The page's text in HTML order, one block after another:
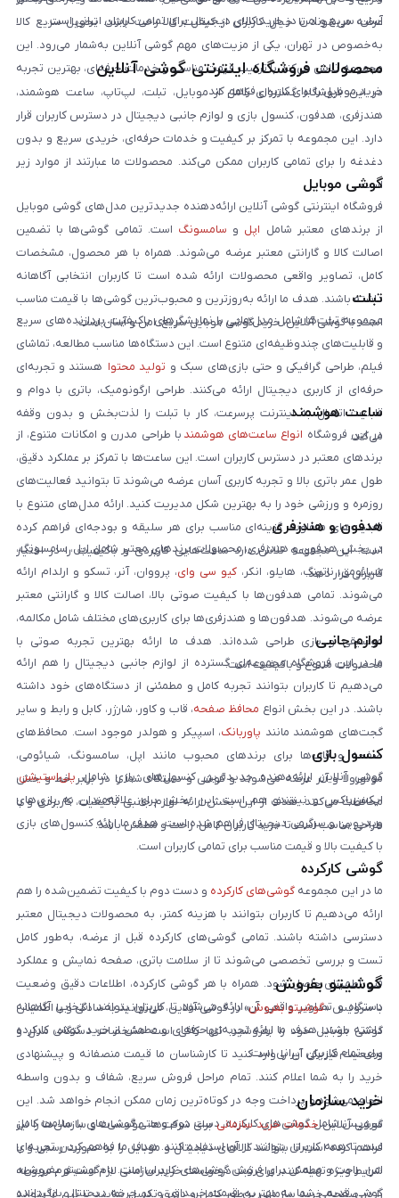
آسان، سریع و امن در خرید کالای دیجیتال برای تمامی کاربران ایرانی است.
عرضه می‌شوند تا خیال کاربران از کیفیت کالا راحت باشد. تحویل سریع کالا
به‌خصوص در تهران، یکی از مزیت‌های مهم گوشی آنلاین به‌شمار می‌رود. این
مجموعه تلاش می‌کند با ترکیب قیمت مناسب و خدمات حرفه‌ای، بهترین تجربه
خرید موبایل را برای کاربران فراهم کند.
محصولات فروشگاه اینترنتی گوشی آنلاین
در این فروشگاه گستره‌ای کامل از موبایل، تبلت، لپ‌تاپ، ساعت هوشمند،
هندزفری، هدفون، کنسول بازی و لوازم جانبی دیجیتال در دسترس کاربران قرار
دارد. این مجموعه با تمرکز بر کیفیت و خدمات حرفه‌ای، خریدی سریع و بدون
دغدغه را برای تمامی کاربران ممکن می‌کند. محصولات ما عبارتند از موارد زیر
است:
گوشی موبایل
فروشگاه اینترنتی گوشی آنلاین ارائه‌دهنده جدیدترین مدل‌های گوشی موبایل
از برندهای معتبر شامل اپل و سامسونگ است. تمامی گوشی‌ها با تضمین
اصالت کالا و گارانتی معتبر عرضه می‌شوند. همراه با هر محصول، مشخصات
کامل، تصاویر واقعی محصولات ارائه شده است تا کاربران انتخابی آگاهانه
داشته باشند. هدف ما ارائه به‌روزترین و محبوب‌ترین گوشی‌ها با قیمت مناسب
است. با گوشی آنلاین، خرید گوشی موبایل سریع، امن و آسان است.
تبلت
مجموعه تبلت‌ها شامل مدل‌هایی با نمایشگرهای باکیفیت، پردازنده‌های سریع
و قابلیت‌های چندوظیفه‌ای متنوع است. این دستگاه‌ها مناسب مطالعه، تماشای
فیلم، طراحی گرافیکی و حتی بازی‌های سبک و تولید محتوا هستند و تجربه‌ای
حرفه‌ای از کاربری دیجیتال ارائه می‌کنند. طراحی ارگونومیک، باتری با دوام و
قابلیت اتصال به اینترنت پرسرعت، کار با تبلت را لذت‌بخش و بدون وقفه
می‌کند.
ساعت هوشمند
در این فروشگاه انواع ساعت‌های هوشمند با طراحی مدرن و امکانات متنوع، از
برندهای معتبر در دسترس کاربران است. این ساعت‌ها با تمرکز بر عملکرد دقیق،
طول عمر باتری بالا و تجربه کاربری آسان عرضه می‌شوند تا بتوانید فعالیت‌های
روزمره و ورزشی خود را به بهترین شکل مدیریت کنید. ارائه مدل‌های متنوع با
قابلیت‌های متفاوت، گزینه‌ای مناسب برای هر سلیقه و بودجه‌ای فراهم کرده
است. این مجموعه تلاش دارد ساعت‌هایی کاربردی و باکیفیت را در اختیار
کاربران قرار دهد.
هدفون و هندزفری
در بخش هدفون و هندزفری، محصولات برندهای معتبر شامل اپل، سامسونگ،
شیائومی، ناتینگ، هایلو، انکر، کیو سی وای، پرووان، آنر، تسکو و ارلدام ارائه
می‌شوند. تمامی هدفون‌ها با کیفیت صوتی بالا، اصالت کالا و گارانتی معتبر
عرضه می‌شوند. هدفون‌ها و هندزفری‌ها برای کاربری‌های مختلف شامل مکالمه،
موسیقی و بازی طراحی شده‌اند. هدف ما ارائه بهترین تجربه صوتی با
محصولات متنوع و باکیفیت است.
لوازم جانبی
ما در این فروشگاه مجموعه‌ای گسترده از لوازم جانبی دیجیتال را هم ارائه
می‌دهیم تا کاربران بتوانند تجربه کامل و مطمئنی از دستگاه‌های خود داشته
باشند. در این بخش انواع محافظ صفحه، قاب و کاور، شارژر، کابل و رابط و سایر
گجت‌های هوشمند مانند پاوربانک، اسپیکر و هولدر موجود است. محافظ‌های
صفحه و قاب‌ها برای برندهای محبوب مانند اپل، سامسونگ، شیائومی،
موتورولا و آنر عرضه می‌شوند و گوشی و دستگاه شما را در برابر خط و خش
محافظت می‌کنند. هدف از این بخش ارائه لوازم جانبی باکیفیت، کاربردی و با
طراحی مناسب است تا خرید کاربران کامل، راحت و مطمئن باشد.
کنسول بازی
گوشی آنلاین ارائه‌دهنده جدیدترین کنسول‌های بازی شامل پلی‌استیشن،
ایکس‌باکس و نینتندو هم است. این بخش برای علاقه‌مندان به بازی‌های
ویدیویی و سرگرمی دیجیتال فراهم شده است. هدف ما ارائه کنسول‌های بازی
با کیفیت بالا و قیمت مناسب برای تمامی کاربران است.
گوشی کارکرده
ما در این مجموعه گوشی‌های کارکرده و دست دوم با کیفیت تضمین‌شده را هم
ارائه می‌دهیم تا کاربران بتوانند با هزینه کمتر، به محصولات دیجیتال معتبر
دسترسی داشته باشند. تمامی گوشی‌های کارکرده قبل از عرضه، به‌طور کامل
تست و بررسی تخصصی می‌شوند تا از سلامت باتری، صفحه نمایش و عملکرد
فنی اطمینان حاصل شود. همراه با هر گوشی کارکرده، اطلاعات دقیق وضعیت
دستگاه و تصاویر واقعی آن ارائه می‌شود تا کاربران بتوانند انتخابی آگاهانه
داشته باشند. هدف ما ارائه تجربه‌ای حرفه‌ای و مطمئن از خرید گوشی کارکرده
برای تمام کاربران ایرانی است.
گوشیتو بفروش
با سرویس «گوشیتو بفروش» در گوشی آنلاین، می‌توانید به‌سادگی و با اطمینان
گوشی موبایل خود را بفروشید. تنها کافی است مشخصات دستگاه، مدل و
وضعیت فیزیکی آن را وارد کنید تا کارشناسان ما قیمت منصفانه و پیشنهادی
خرید را به شما اعلام کنند. تمام مراحل فروش سریع، شفاف و بدون واسطه
انجام می‌شود و پرداخت وجه در کوتاه‌ترین زمان ممکن انجام خواهد شد. این
سرویس شامل گوشی‌های کارکرده، دست دوم و حتی گوشی‌های با سلامت کامل
است تا همه کاربران بتوانند از آن استفاده کنند. هدف ما فراهم کردن تجربه‌ای
امن، راحت و مطمئن برای فروش گوشی‌های کاربران است. با «گوشیتو بفروش»،
گوشی قدیمی شما به بهترین قیمت خریداری و در چرخه دیجیتال بازگردانده
خرید سازمان
گوشی آنلاینخدمات خرید سازمانیبرای شرکت‌ها، مؤسسات و سازمان‌ها را نیز
فراهم کرده است تا بتوانند کالاهای دیجیتال و موبایل را به صورت رسمی و با
شرایط ویژه تهیه کنند. برای ثبت درخواست خرید سازمانی لازم است فرم مربوطه
را در صفحه خرید سازمانی به‌طور کامل و دقیق تکمیل نمایید تا تیم ما بتواند